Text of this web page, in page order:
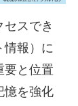
スでき
情報）に
要と位置
憶を強化